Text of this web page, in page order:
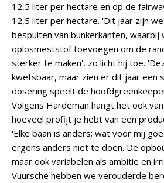
12,5 liter per hectare en op de
12,5 liter per hectare. 'Dit jaar zijn
bespuiten van bunkerkanten, waarbij
oplosmeststof toevoegen om de
sterker te maken', zo licht hij toe.
kwetsbaar, maar zien er dit jaar een
dosering speelt de
Volgens Hardeman hangt het ook
hoeveel profijt je hebt van een
'Elke baan is anders; wat voor mij
ergens anders niet te doen. De
maar ook variabelen als ambitie en
Vuursche hebben we verouderde